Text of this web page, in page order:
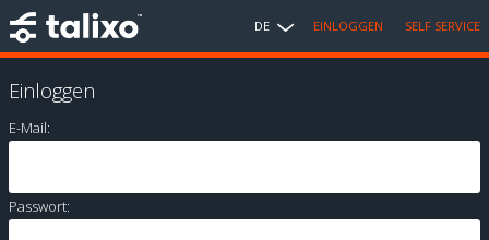
DE EINLOGGEN SELF SERVICE
Einloggen
E-Mail:
Passwort: